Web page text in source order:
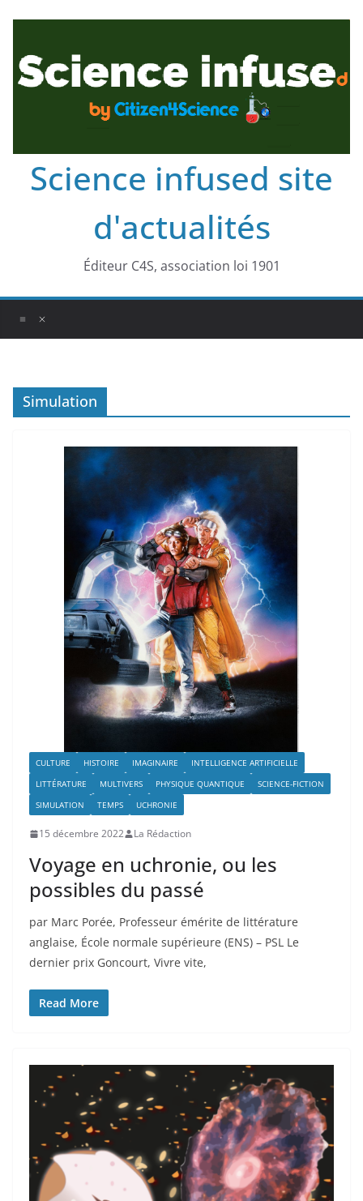
Science infused site
d'actualités
Éditeur C4S, association loi 1901
Simulation
CULTURE HISTOIRE IMAGINAIRE
INTELLIGENCE ARTIFICIELLE
LITTÉRATURE
MULTIVERS PHYSIQUE QUANTIQUE
SCIENCE-FICTION
SIMULATION
TEMPS UCHRONIE
15 décembre 2022 La Rédaction
Voyage en uchronie, ou les
possibles du passé
par Marc Porée, Professeur émérite de littérature
anglaise, École normale supérieure (ENS) – PSL Le
dernier prix Goncourt, Vivre vite,
Read More